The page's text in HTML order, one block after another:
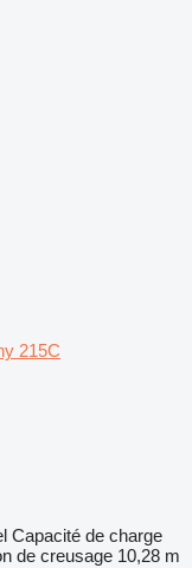
215C
Capacité de charge
de creusage 10,28 m